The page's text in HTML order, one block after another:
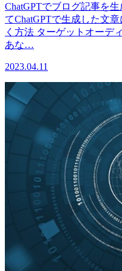
ChatGPTでブログ記事を
てChatGPTで生成した文
く方法 ターゲットオーデ
あな…
2023.04.11